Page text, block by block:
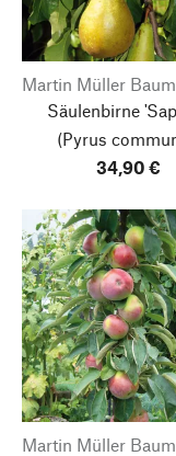
Säulenbirne
(Pyrus
34,90 €